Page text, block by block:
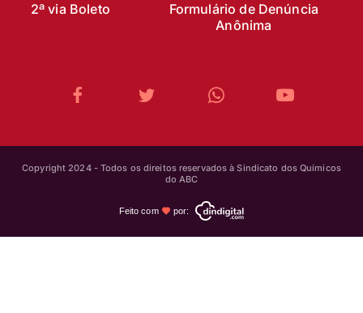
2ª via Boleto
Formulário de Denúncia
Anônima
Copyright 2024 - Todos os direitos reservados à Sindicato dos Químicos
do ABC
Feito com por: